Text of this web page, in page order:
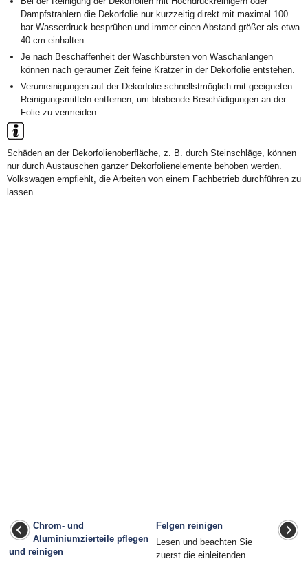
Dampfstrahlern die Dekorfolie nur kurzzeitig direkt mit maximal 100
bar Wasserdruck besprühen und immer einen Abstand größer als etwa
40 cm einhalten.
Je nach Beschaffenheit der Waschbürsten von Waschanlangen
können nach geraumer Zeit feine Kratzer in der Dekorfolie entstehen.
Verunreinigungen auf der Dekorfolie schnellstmöglich mit geeigneten
Reinigungsmitteln entfernen, um bleibende Beschädigungen an der
Folie zu vermeiden.
Schäden an der Dekorfolienoberfläche, z. B. durch Steinschläge, können
nur durch Austauschen ganzer Dekorfolienelemente behoben werden.
Volkswagen empfiehlt, die Arbeiten von einem Fachbetrieb durchführen zu
lassen.
Chrom- und
Aluminiumzierteile pflegen
und reinigen
Felgen reinigen
Lesen und beachten Sie
zuerst die einleitenden